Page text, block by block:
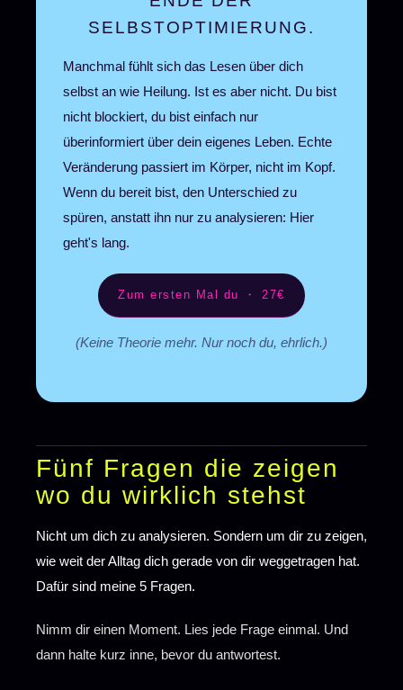
SELBSTOPTIMIERUNG.
Manchmal fühlt sich das Lesen über dich
selbst an wie Heilung. Ist es aber nicht. Du bist
nicht blockiert, du bist einfach nur
überinformiert über dein eigenes Leben. Echte
Veränderung passiert im Körper, nicht im Kopf.
Wenn du bereit bist, den Unterschied zu
spüren, anstatt ihn nur zu analysieren: Hier
geht's lang.
Zum ersten Mal du ・ 27€
(Keine Theorie mehr. Nur noch du, ehrlich.)
Fünf Fragen die zeigen
wo du wirklich stehst
Nicht um dich zu analysieren. Sondern um dir zu zeigen,
wie weit der Alltag dich gerade von dir weggetragen hat.
Dafür sind meine 5 Fragen.
Nimm dir einen Moment. Lies jede Frage einmal. Und
dann halte kurz inne, bevor du antwortest.